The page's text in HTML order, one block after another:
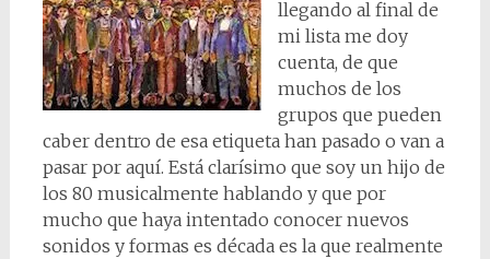
llegando al final de
mi lista me doy
cuenta, de que
muchos de los
grupos que pueden
caber dentro de esa etiqueta han pasado o van a
pasar por aquí. Está clarísimo que soy un hijo de
los 80 musicalmente hablando y que por
mucho que haya intentado conocer nuevos
sonidos y formas es década es la que realmente